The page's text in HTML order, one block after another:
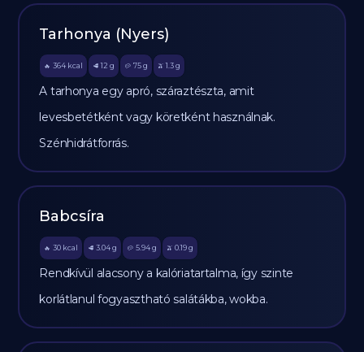
Tarhonya (Nyers)
🔥 364 kcal 🥩 12 g 🥔 75g 🫒 1.3 g
A tarhonya egy apró, száraztészta, amit
levesbetétként vagy köretként használnak.
Szénhidrátforrás.
Babcsíra
🔥 30 kcal 🥩 3.04 g 🥔 5.94g 🫒 0.19 g
Rendkívül alacsony a kalóriatartalma, így szinte
korlátlanul fogyasztható salátákba, wokba.